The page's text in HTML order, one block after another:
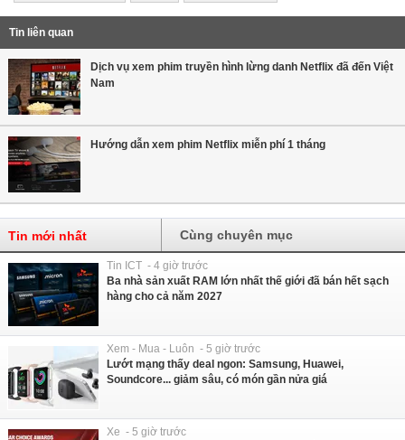
Tin liên quan
Dịch vụ xem phim truyền hình lừng danh Netflix đã đến Việt
Nam
Hướng dẫn xem phim Netflix miễn phí 1 tháng
Tin mới nhất Cùng chuyên mục
Tin ICT - 4 giờ trước
Ba nhà sản xuất RAM lớn nhất thế giới đã bán hết sạch
hàng cho cả năm 2027
Xem - Mua - Luôn - 5 giờ trước
Lướt mạng thấy deal ngon: Samsung, Huawei,
Soundcore... giảm sâu, có món gần nửa giá
Xe - 5 giờ trước